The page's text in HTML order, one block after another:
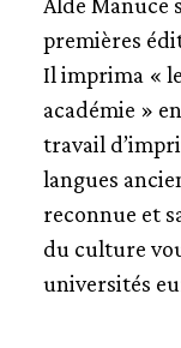
GUILLARD
SIMON
PIERRE
ROBERT
JEAN GAGNY
PIERRE
ULRICH
ROBERT
JOHANN
JEAN
premières
Il imprima «
académie »
travail
langues
reconnue et
du culture
universités